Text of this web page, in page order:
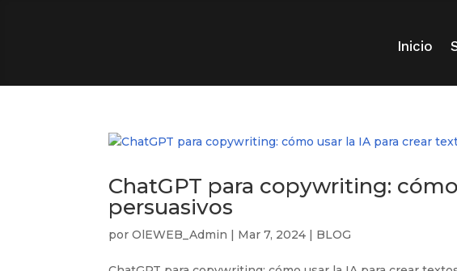
Inicio
ChatGPT para copywriting:
persuasivos
porOlEWEB_Admin | Mar 7, 2024 | BLOG